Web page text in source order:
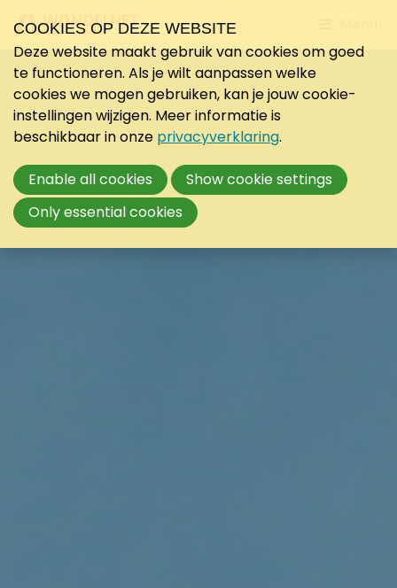
to
COOKIES OP DEZE WEBSITE
Deze website maakt gebruik van cookies om goed
te functioneren. Als je wilt aanpassen welke
cookies we mogen gebruiken, kan je jouw cookie-
instellingen wijzigen. Meer informatie is
beschikbaar in onze privacyverklaring.
Enable all cookies
Show cookie settings
Only essential cookies